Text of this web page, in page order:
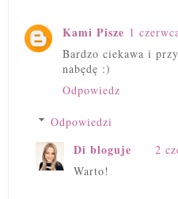
Kami Pisze 1
Bardzo ciekawa i
nabędę :)
Odpowiedz
Odpowiedzi
Di bloguje
2
Warto!